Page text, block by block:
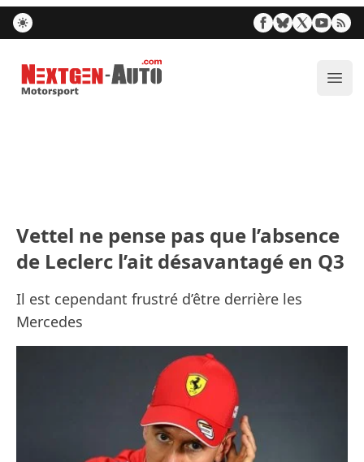
Nextgen-Auto.com
Vettel ne pense pas que l’absence
de Leclerc l’ait désavantagé en Q3
Il est cependant frustré d’être derrière les
Mercedes